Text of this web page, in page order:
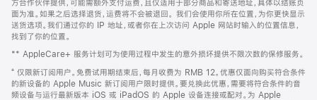
页
脚
方合作伙伴提供，可能需额外支付运费，且仅适用于部分商品和寄送地址，具体以结账页
面为准。如果之后选择退货，运费将不会被退回。 我们会使用你所在位置，为你更快显示
送货选项。我们通过你的 IP 地址，或者你在上次访问 Apple 网站时输入的位置信息，
找到了你的位置。
** AppleCare+ 服务计划可为使用过程中发生的意外损坏提供不限次数的保修服务。
⁺ 仅限新订阅用户。免费试用期结束后，每月收费为 RMB 12。优惠仅面向购买符合条件
的新设备的 Apple Music 新订阅用户限时提供。要兑换此优惠，需要将符合条件的音
频设备与运行最新版本 iOS 或 iPadOS 的 Apple 设备连接或配对。为 Apple